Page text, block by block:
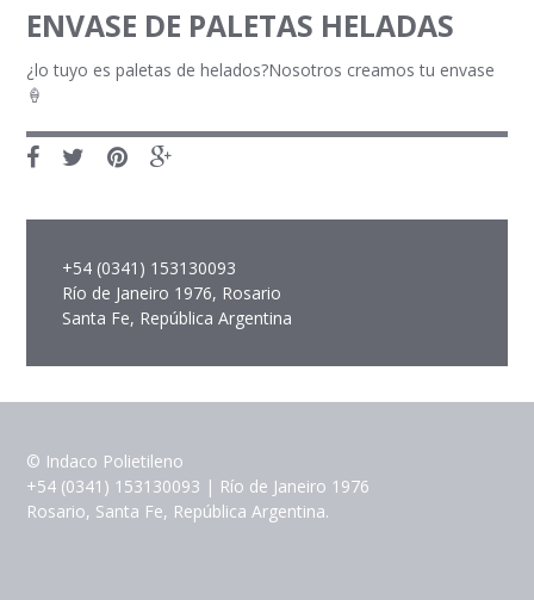
ENVASE DE PALETAS HELADAS
¿lo tuyo es paletas de helados?Nosotros creamos tu envase
🍦
+54 (0341) 153130093
Río de Janeiro 1976, Rosario
Santa Fe, República Argentina
© Indaco Polietileno
+54 (0341) 153130093 | Río de Janeiro 1976
Rosario, Santa Fe, República Argentina.